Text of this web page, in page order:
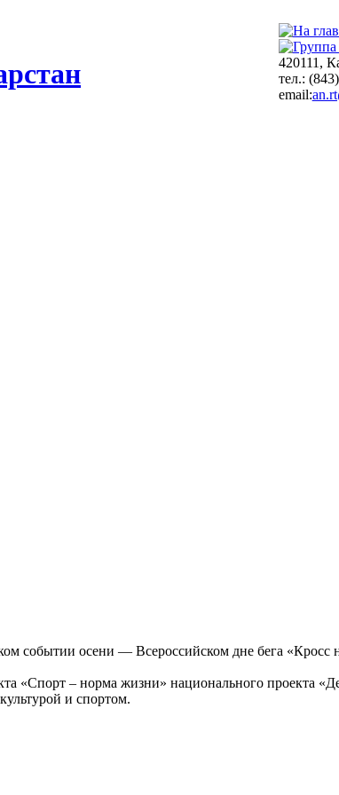
420111,
тел.:
email:
событии осени — Всероссийском дне бега «Кросс
«Спорт – норма жизни» национального проекта
и спортом.